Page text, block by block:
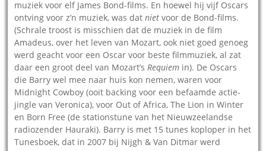
muziek voor elf James Bond-films. En hoewel hij vijf Oscars
ontving voor z’n muziek, was datniet voor de Bond-films.
(Schrale troost is misschien dat de muziek in de film
Amadeus, over het leven van Mozart, ook niet goed genoeg
werd geacht voor een Oscar voor beste filmmuziek, al zat
daar een groot deel van Mozart’s Requiem in). De Oscars
die Barry wel mee naar huis kon nemen, waren voor
Midnight Cowboy (ooit backing voor een befaamde actie-
jingle van Veronica), voor Out of Africa, The Lion in Winter
en Born Free (de stationstune van het Nieuwzeelandse
radiozender Hauraki). Barry is met 15 tunes koploper in het
Tunesboek, dat in 2007 bij Nijgh & Van Ditmar werd